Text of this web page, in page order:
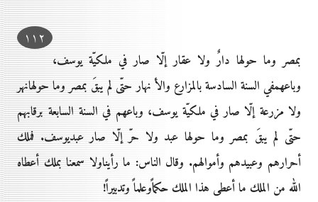
۱۱۲
بمصر وما حولها دارٌ ولا عقار إلّا صار في ملكيّة يوسف،
وباعهمفي السنة السادسة بالمزارع والأ نهار حتّى لم يبقَ بمصر وما حولهانهر
ولا مزرعة إلّا صار في ملكيّة يوسف، وباعهم في السنة السابعة برقابهم
حتّى لم يبقَ بمصر وما حولها عبد ولا حرّ إلّا صار عبديوسف. فملك
أحرارهم وعبيدهم وأموالهم. وقال الناس: ما رأيناولا سمعنا بملك أعطاه
الله من الملك ما أعطى هذا الملك حكماًوعلماً وتدبيراً!